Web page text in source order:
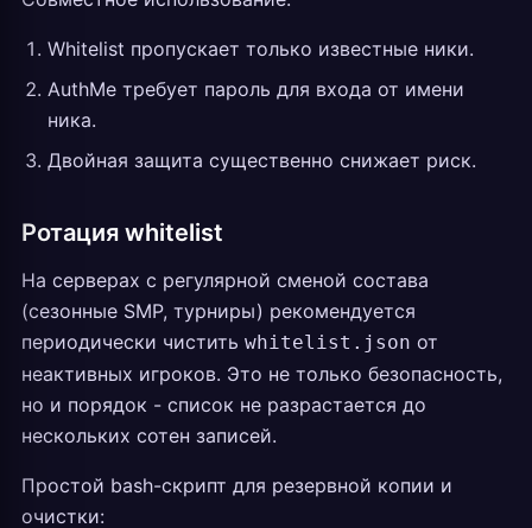
Whitelist пропускает только известные ники.
AuthMe требует пароль для входа от имени
ника.
Двойная защита существенно снижает риск.
Ротация whitelist
На серверах с регулярной сменой состава
(сезонные SMP, турниры) рекомендуется
периодически чистить whitelist.json от
неактивных игроков. Это не только безопасность,
но и порядок - список не разрастается до
нескольких сотен записей.
Простой bash-скрипт для резервной копии и
очистки: